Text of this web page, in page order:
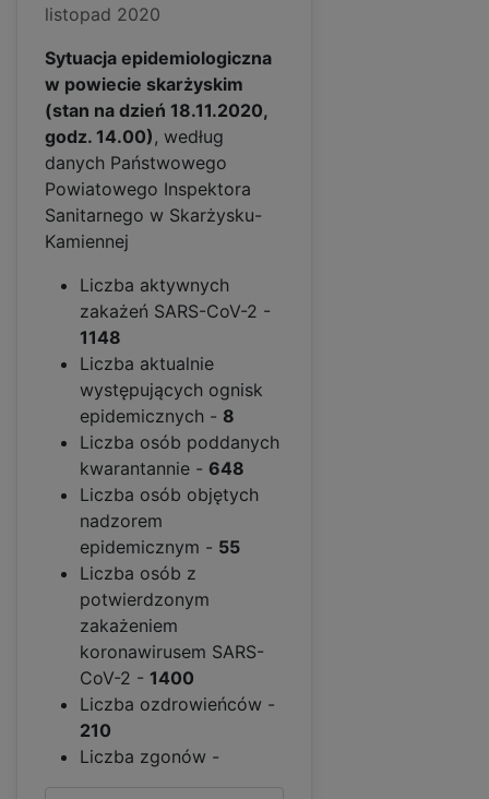
listopad 2020
Sytuacja epidemiologiczna
w powiecie skarżyskim
(stan na dzień 18.11.2020,
godz. 14.00) , według
danych Państwowego
Powiatowego Inspektora
Sanitarnego w Skarżysku-
Kamiennej
Liczba aktywnych
zakażeń SARS-CoV-2 -
1148
Liczba aktualnie
występujących ognisk
epidemicznych - 8
Liczba osób poddanych
kwarantannie - 648
Liczba osób objętych
nadzorem
epidemicznym - 55
Liczba osób z
potwierdzonym
zakażeniem
koronawirusem SARS-
CoV-2 - 1400
Liczba ozdrowieńców -
210
Liczba zgonów -